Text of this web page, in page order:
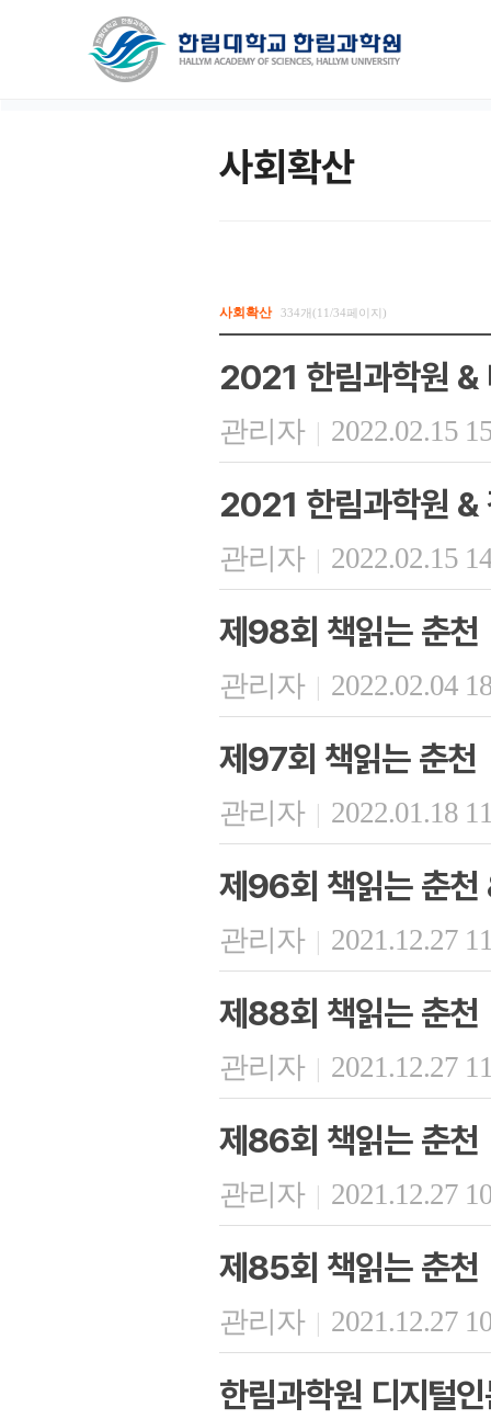
사회확산
사회확산 334개(11/34페이지)
2021 한림과학원 &
관리자 | 2022.02.15
2021 한림과학원 &
관리자 | 2022.02.15
제98회 책읽는 춘천
관리자 | 2022.02.04
제97회 책읽는 춘천
관리자 | 2022.01.18
제96회 책읽는 춘천
관리자 | 2021.12.27
제88회 책읽는 춘천
관리자 | 2021.12.27
제86회 책읽는 춘천
관리자 | 2021.12.27
제85회 책읽는 춘천
관리자 | 2021.12.27
한림과학원 디지털